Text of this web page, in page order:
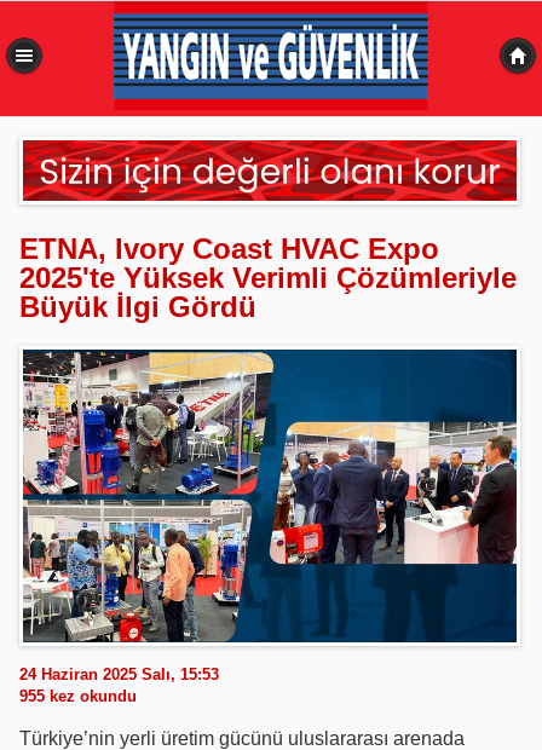
ETNA, Ivory Coast HVAC Expo
2025'te Yüksek Verimli Çözümleriyle
Büyük İlgi Gördü
24 Haziran 2025 Salı, 15:53
955 kez okundu
Türkiye’nin yerli üretim gücünü uluslararası arenada
0,484 sn